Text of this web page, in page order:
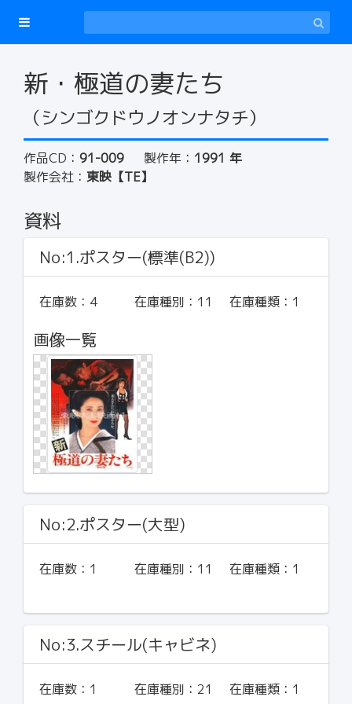
新・極道の妻たち
（シンゴクドウノオンナタチ）
作品CD： 91-009 製作年： 1991 年
製作会社： 東映【TE】
資料
No:1.ポスター(標準(B2))
在庫数： 4 在庫種別： 11 在庫種類： 1
画像一覧
No:2.ポスター(大型)
在庫数： 1 在庫種別： 11 在庫種類： 1
No:3.スチール(キャビネ)
在庫数： 1 在庫種別： 21 在庫種類： 1